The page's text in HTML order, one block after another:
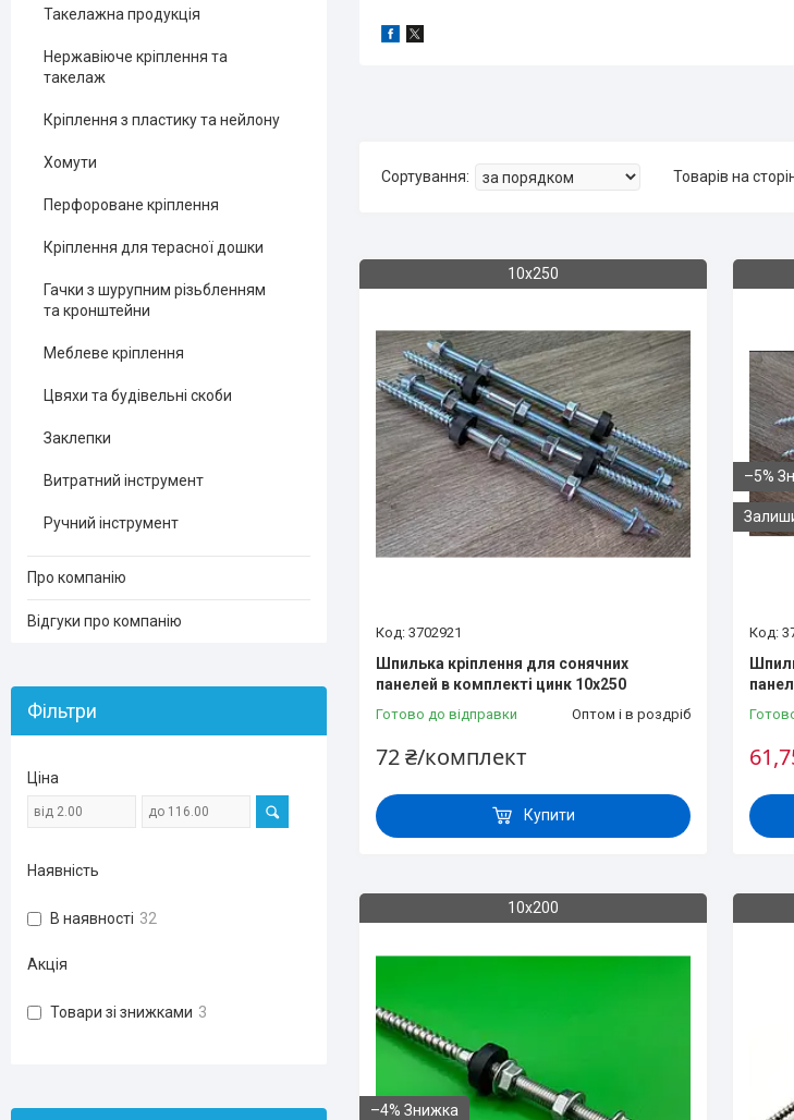
10х250
3702921
Шпилька кріплення для сонячних
панелей в комплекті цинк 10х250
Готово до відправки Оптом і в роздріб
72 ₴/комплект
Купити
–5%
10х200
–4%
Такелажна продукція
Нержавіюче кріплення та
такелаж
Кріплення з пластику та нейлону
Хомути
Перфороване кріплення
Кріплення для терасної дошки
Гачки з шурупним різьбленням
та кронштейни
Меблеве кріплення
Цвяхи та будівельні скоби
Заклепки
Витратний інструмент
Ручний інструмент
Про компанію
Відгуки про компанію
Фільтри
Ціна
Наявність
В наявності 32
Акція
Товари зі знижками 3